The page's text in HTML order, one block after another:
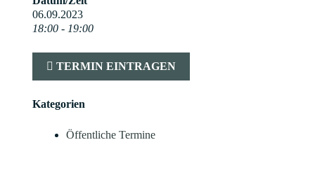
06.09.2023
18:00 - 19:00
TERMIN EINTRAGEN
Kategorien
Öffentliche Termine